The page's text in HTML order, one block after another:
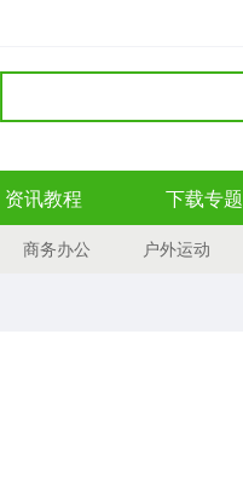
资讯教程 下载专题
商务办公 户外运动